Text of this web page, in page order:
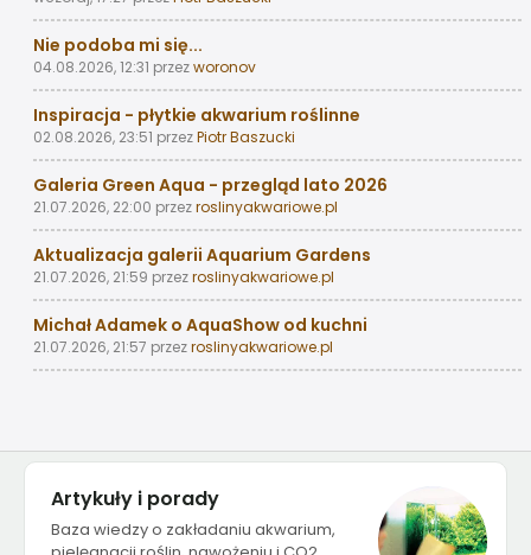
Nie podoba mi się...
04.08.2026, 12:31 przezworonov
Inspiracja - płytkie akwarium roślinne
02.08.2026, 23:51 przezPiotr Baszucki
Galeria Green Aqua - przegląd lato 2026
21.07.2026, 22:00 przezroslinyakwariowe.pl
Aktualizacja galerii Aquarium Gardens
21.07.2026, 21:59 przezroslinyakwariowe.pl
Michał Adamek o AquaShow od kuchni
21.07.2026, 21:57 przezroslinyakwariowe.pl
Artykuły i porady
Baza wiedzy o zakładaniu akwarium,